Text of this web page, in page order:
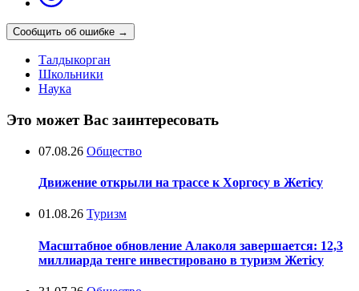
Сообщить об ошибке →
Талдыкорган
Школьники
Наука
Это может Вас заинтересовать
07.08.26 Общество
Движение открыли на трассе к Хоргосу в Жетісу
01.08.26 Туризм
Масштабное обновление Алаколя завершается: 12,3
миллиарда тенге инвестировано в туризм Жетісу